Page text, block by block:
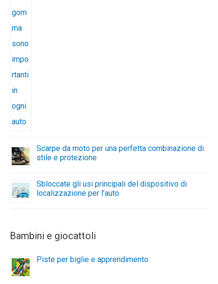
Scarpe da moto per una perfetta combinazione di
stile e protezione
Sbloccate gli usi principali del dispositivo di
localizzazione per l’auto
Bambini e giocattoli
Piste per biglie e apprendimento